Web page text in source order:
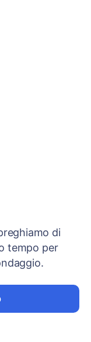
di
tempo per